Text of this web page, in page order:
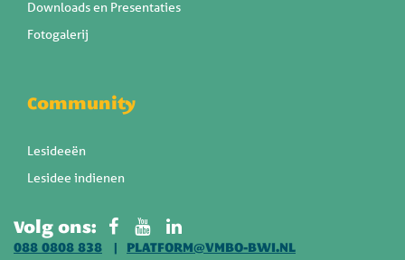
Downloads en Presentaties
Fotogalerij
Community
Lesideeën
Lesidee indienen
Volg ons:
088 0808 838
PLATFORM@VMBO-BWI.NL